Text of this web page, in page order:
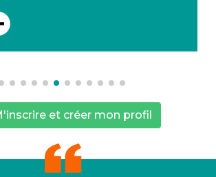
et créer mon profil